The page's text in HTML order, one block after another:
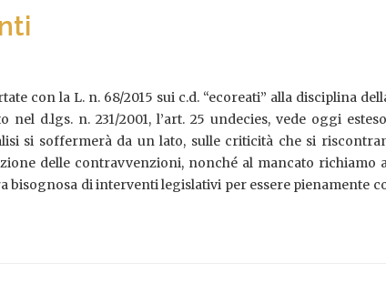
con la L. n. 68/2015 sui c.d. “ecoreati” alla disciplina
nel d.lgs. n. 231/2001, l’art. 25 undecies, vede oggi
si soffermerà da un lato, sulle criticità che si
delle contravvenzioni, nonché al mancato richiamo
bisognosa di interventi legislativi per essere pienamente